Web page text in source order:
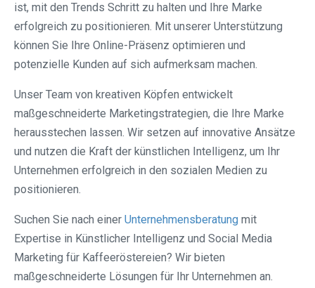
ist, mit den Trends Schritt zu halten und Ihre Marke
erfolgreich zu positionieren. Mit unserer Unterstützung
können Sie Ihre Online-Präsenz optimieren und
potenzielle Kunden auf sich aufmerksam machen.
Unser Team von kreativen Köpfen entwickelt
maßgeschneiderte Marketingstrategien, die Ihre Marke
herausstechen lassen. Wir setzen auf innovative Ansätze
und nutzen die Kraft der künstlichen Intelligenz, um Ihr
Unternehmen erfolgreich in den sozialen Medien zu
positionieren.
Suchen Sie nach einer Unternehmensberatung mit
Expertise in Künstlicher Intelligenz und Social Media
Marketing für Kaffeeröstereien? Wir bieten
maßgeschneiderte Lösungen für Ihr Unternehmen an.